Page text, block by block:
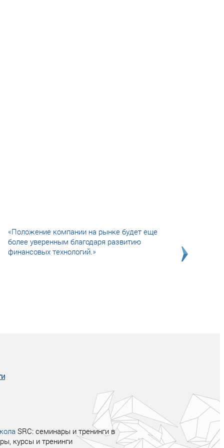
«Положение компании на рынке будет еще
более уверенным благодаря развитию
финансовых технологий.»
SRC: семинары и тренинги в
курсы и тренинги